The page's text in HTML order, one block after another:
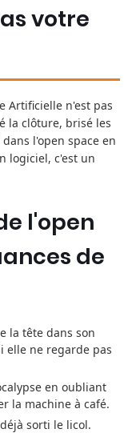
votre
Artificielle n'est pas
la clôture, brisé les
l'open space en
logiciel, c'est un
l'open
de
la tête dans son
elle ne regarde pas
en oubliant
la machine à café.
sorti le licol.